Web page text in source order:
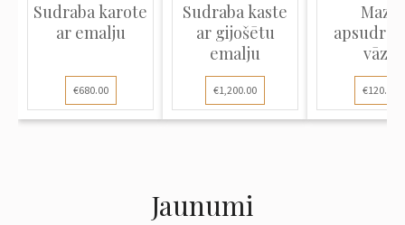
Sudraba karote
ar emalju
€680.00
Sudraba kaste
ar gijošētu
emalju
€1,200.00
Maza
vāze
€120.00
Jaunumi